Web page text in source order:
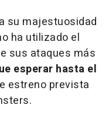
su majestuosidad
ha utilizado el
sus ataques más
esperar hasta el
estreno prevista